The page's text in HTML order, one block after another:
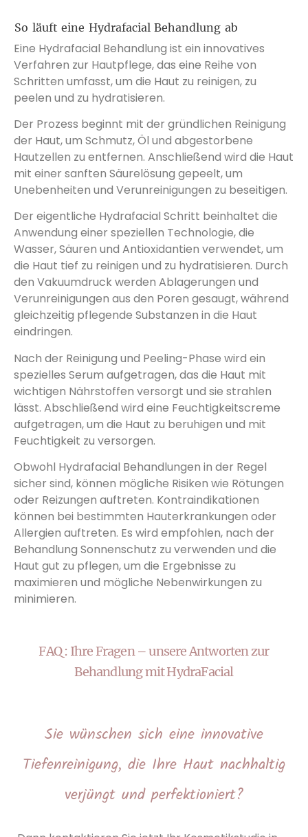
So läuft eine Hydrafacial Behandlung ab
Eine Hydrafacial Behandlung ist ein innovatives
Verfahren zur Hautpflege, das eine Reihe von
Schritten umfasst, um die Haut zu reinigen, zu
peelen und zu hydratisieren.
Der Prozess beginnt mit der gründlichen Reinigung
der Haut, um Schmutz, Öl und abgestorbene
Hautzellen zu entfernen. Anschließend wird die Haut
mit einer sanften Säurelösung gepeelt, um
Unebenheiten und Verunreinigungen zu beseitigen.
Der eigentliche Hydrafacial Schritt beinhaltet die
Anwendung einer speziellen Technologie, die
Wasser, Säuren und Antioxidantien verwendet, um
die Haut tief zu reinigen und zu hydratisieren. Durch
den Vakuumdruck werden Ablagerungen und
Verunreinigungen aus den Poren gesaugt, während
gleichzeitig pflegende Substanzen in die Haut
eindringen.
Nach der Reinigung und Peeling-Phase wird ein
spezielles Serum aufgetragen, das die Haut mit
wichtigen Nährstoffen versorgt und sie strahlen
lässt. Abschließend wird eine Feuchtigkeitscreme
aufgetragen, um die Haut zu beruhigen und mit
Feuchtigkeit zu versorgen.
Obwohl Hydrafacial Behandlungen in der Regel
sicher sind, können mögliche Risiken wie Rötungen
oder Reizungen auftreten. Kontraindikationen
können bei bestimmten Hauterkrankungen oder
Allergien auftreten. Es wird empfohlen, nach der
Behandlung Sonnenschutz zu verwenden und die
Haut gut zu pflegen, um die Ergebnisse zu
maximieren und mögliche Nebenwirkungen zu
minimieren.
FAQ : Ihre Fragen – unsere Antworten zur
Behandlung mit HydraFacial
Sie wünschen sich eine innovative
Tiefenreinigung, die Ihre Haut nachhaltig
verjüngt und perfektioniert?